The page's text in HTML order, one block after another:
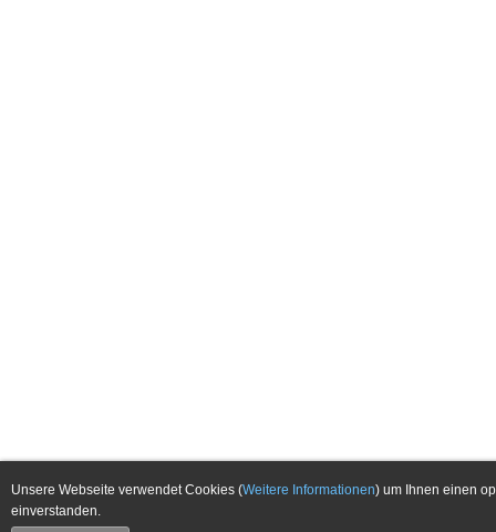
Unsere Webseite verwendet Cookies (Weitere Informationen) um Ihnen einen
einverstanden.